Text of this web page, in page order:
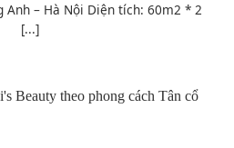
Anh – Hà Nội Diện tích: 60m2 * 2
[...]